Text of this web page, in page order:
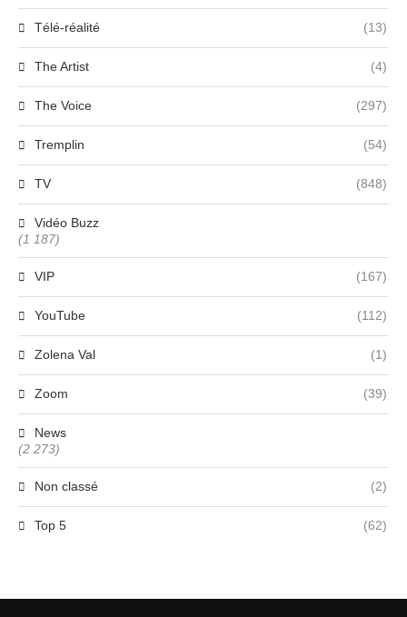
Télé-réalité (13)
The Artist (4)
The Voice (297)
Tremplin (54)
TV (848)
Vidéo Buzz
(1 187)
VIP (167)
YouTube (112)
Zolena Val (1)
Zoom (39)
News
(2 273)
Non classé (2)
Top 5 (62)